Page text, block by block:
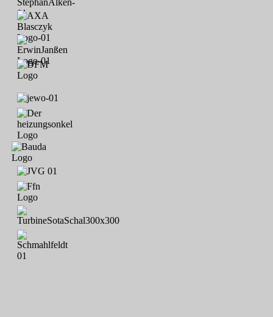
Thomas; Andrea Bruns; Michael Thiergarten; Familie Michels;
Guido Jaskulska; Volker Meyer; Lena Quebbemann; Markus
Meyer; Jenny Gerlach; Maria Meyer; Werner Meyer; Alfons
Oltmanns; Johannes Oltmanns; Philipp Wedekin; Sebastian
Urbansky; Tim, Nils, Silke & Werner Rockmann; Kerstin,
Christoph, Thies, Thore & Tjade Legler; Mirco Folkers; Andre
Friedrichs; Birte & Tim Engel; Lasse Engel; Fabrice Sander; Lothar
Grünfeld; Ingo Janssen; Ines und Jürgen Wagner; Ralf Wisotzky;
Maike Zillich; Gecko Druck Schortens; Kindertagesstätte
"Sillensteder Spatzennest"; Olga & Alois Piwek; Karl & Tea
Harms; Johannes Janssen; Annegret & Heinrich Specht;
Sillensteder Hallen Cup 2020; Herma Hoppe; Jens Kirchhoff; Lutz
Hagestedt; TuS Leerhafe / Hovel in Freundschaft - 1.Herren, 2.
Herren; Jannes, Jule, Jan, Aline, Homrighausen; F1-JSG Sande
2020; Altweiber; Jan Wanowius; Kyan Schaffranek; Wynn
Schaffranek; Alexander Schröder; Bernd & Imke Cordsen; Alte
Herren 2020 - 2021: Florian Donat, Thomas Drescher, Uwe Eilers,
Klaus Ferichs, Frank Tielert, Kay Held, Mathias Heybl, Jan-Knut
Homrighausen, Tobias Janßen, Mario Klähn, Björn Knust, Patrick
Nussel, Markus Meyer, Jörg Reinolsmann, Ingo Riedel, Kai
Schaffranek, Frerich Schwitters, Sven Tantzen, Thorsten Wiesner,
Ron Blume, Thomas Blütgen, Meinhard Linnemann; Marco,
Nicole, Pauline; 96; Tjark Knust; Lasse Knust; Reinhard Meyer;